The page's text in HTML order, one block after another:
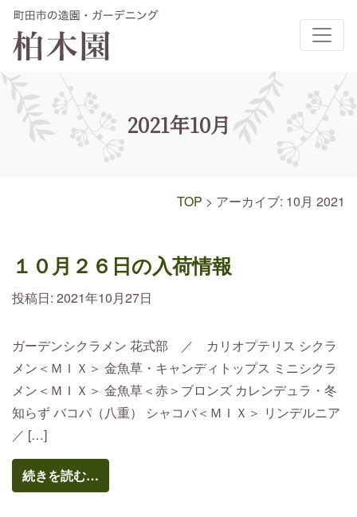
メインナビゲーション
2021年10月
TOP > アーカイブ: 10月 2021
１０月２６日の入荷情報
投稿日: 2021年10月27日
ガーデンシクラメン 花式部 ／ カリオプテリス シクラ
メン＜ＭＩＸ＞ 金魚草・キャンディトップス ミニシクラ
メン＜ＭＩＸ＞ 金魚草＜赤＞ブロンズ カレンデュラ・冬
知らず バコパ（八重） シャコバ＜ＭＩＸ＞ リンデルニア
／ […]
続きを読む…